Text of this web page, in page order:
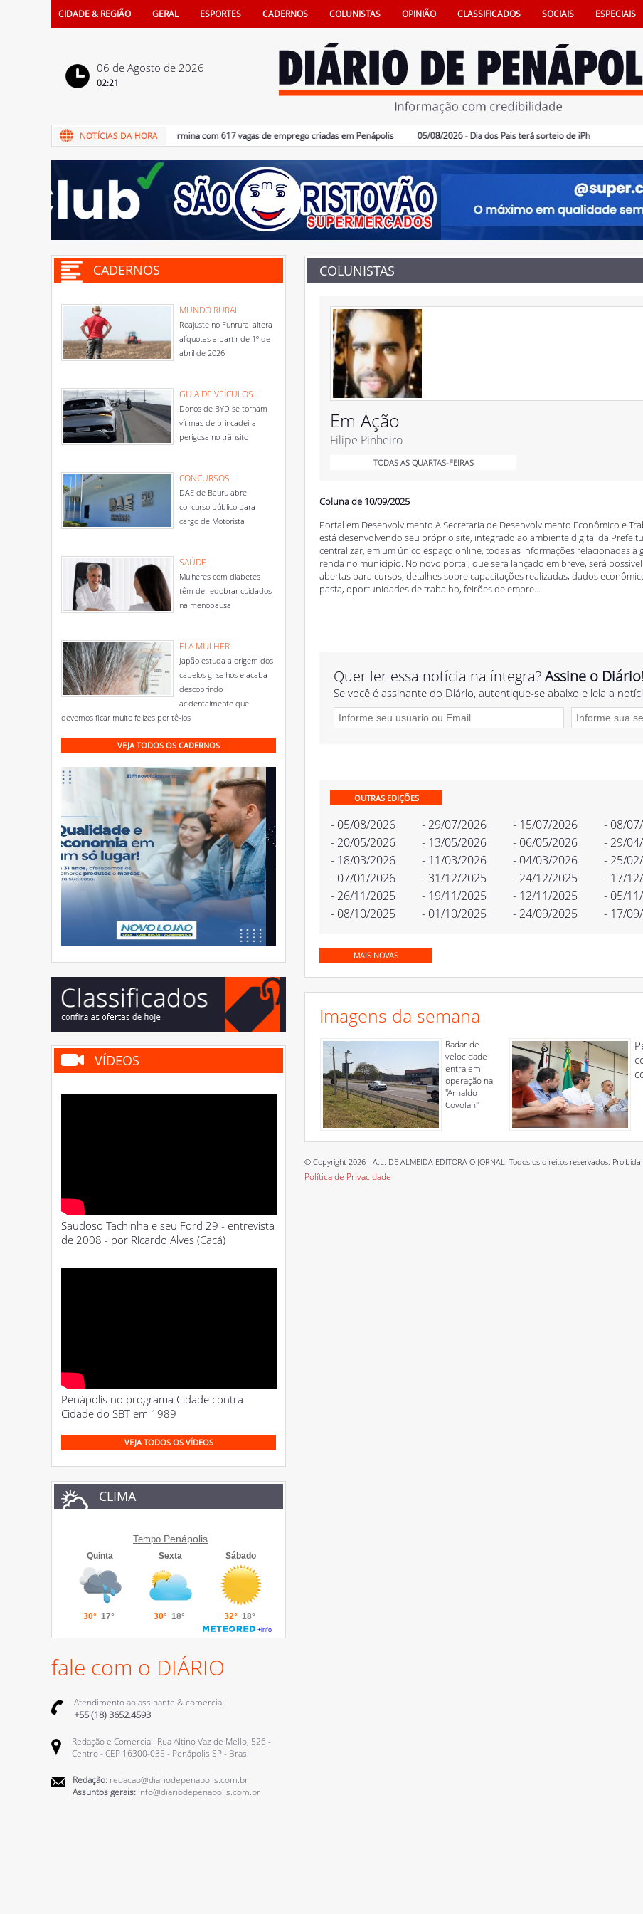
CIDADE & REGIÃO GERAL ESPORTES CADERNOS COLUNISTAS OPINIÃO CLASSIFICADOS SOCIAIS ESPECIAIS
06 de Agosto de 2026
02:21
06/08/2026 - Semestre termina com 617 vagas de emprego criadas em Penápolis 05/08/2026 - Dia dos Pais terá sorteio de iPhone 16 no
CADERNOS
MUNDO RURAL
Reajuste no Funrural altera
alíquotas a partir de 1º de
abril de 2026
GUIA DE VEÍCULOS
Donos de BYD se tornam
vítimas de brincadeira
perigosa no trânsito
CONCURSOS
DAE de Bauru abre
concurso público para
cargo de Motorista
SAÚDE
Mulheres com diabetes
têm de redobrar cuidados
na menopausa
ELA MULHER
Japão estuda a origem dos
cabelos grisalhos e acaba
descobrindo
acidentalmente que
devemos ficar muito felizes por tê-los
VEJA TODOS OS CADERNOS
VÍDEOS
Saudoso Tachinha e seu Ford 29 - entrevista
de 2008 - por Ricardo Alves (Cacá)
Penápolis no programa Cidade contra
Cidade do SBT em 1989
VEJA TODOS OS VÍDEOS
CLIMA
Tempo Penápolis
fale com o DIÁRIO
Atendimento ao assinante & comercial:
+55 (18) 3652.4593
Redação e Comercial: Rua Altino Vaz de Mello, 526 -
Centro - CEP 16300-035 - Penápolis SP - Brasil
Redação: redacao@diariodepenapolis.com.br
Assuntos gerais: info@diariodepenapolis.com.br
COLUNISTAS
Em Ação
Filipe Pinheiro
TODAS AS QUARTAS-FEIRAS
Coluna de 10/09/2025
Portal em Desenvolvimento A Secretaria de Desenvolvimento Econômico e
está desenvolvendo seu próprio site, integrado ao ambiente digital da
centralizar, em um único espaço online, todas as informações relacionadas à
renda no município. No novo portal, que será lançado em breve, será
abertas para cursos, detalhes sobre capacitações realizadas, dados
pasta, oportunidades de trabalho, feirões de empre...
Quer ler essa notícia na íntegra?Assine o Diário!
Se você é assinante do Diário, autentique-se abaixo e leia a
OUTRAS EDIÇÕES
- 05/08/2026 - 29/07/2026 - 15/07/2026 - 08/
- 20/05/2026
- 13/05/2026 - 06/05/2026 - 29/
- 18/03/2026
- 11/03/2026 - 04/03/2026 - 25/
- 07/01/2026
- 31/12/2025 - 24/12/2025 - 17/
- 26/11/2025
- 19/11/2025 - 12/11/2025 - 05/
- 08/10/2025
- 01/10/2025 - 24/09/2025 - 17/
MAIS NOVAS
Imagens da semana
Radar de
velocidade
entra em
operação na
"Arnaldo
Covolan"
© Copyright 2026 - A.L. DE ALMEIDA EDITORA O JORNAL. Todos os direitos reservados.
Política de Privacidade